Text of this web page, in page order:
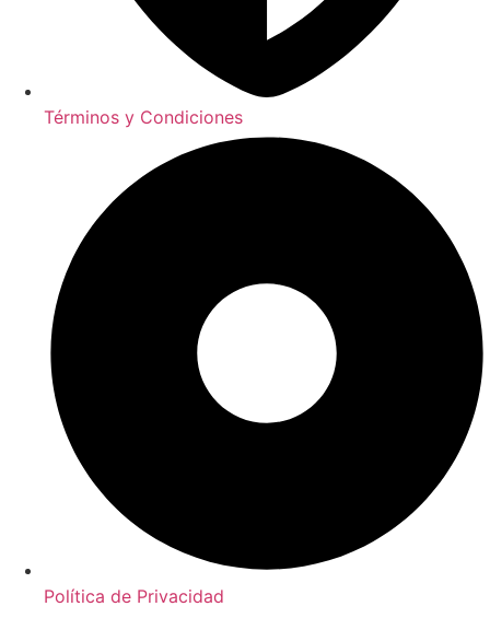
Términos y Condiciones
Política de Privacidad